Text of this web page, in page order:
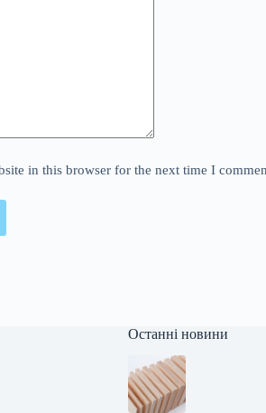
in this browser for the next time I
Останні новини